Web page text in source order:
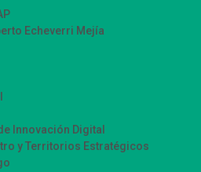
Echeverri Mejía
Innovación Digital
y Territorios Estratégicos